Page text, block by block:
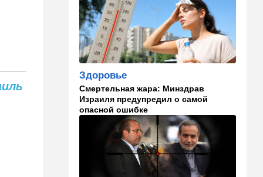
11:49 Общество
11 лет в бегах: в Бен-
Гурионе арестован педофил,
орудовавший в Хайфе,
Крайот и Кирьят-Шмоне
11:35 Израиль
США и Израиль могут
перейти к беспрецедентному
оборонному партнерству
Общество
Найдено сильно
разложившееся тело:
Здоровье
Смертельная жара: Минздрав
Израиля предупредил о самой
опасной ошибке